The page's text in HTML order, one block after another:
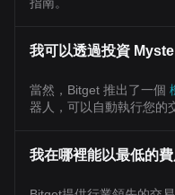
我可以透過投資
當然，Bitget 推出了一個
器人，可以自動執行您的
我在哪裡能以最低的